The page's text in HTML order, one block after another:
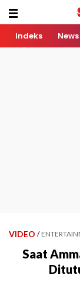
Indeks News
VIDEO /
Saat